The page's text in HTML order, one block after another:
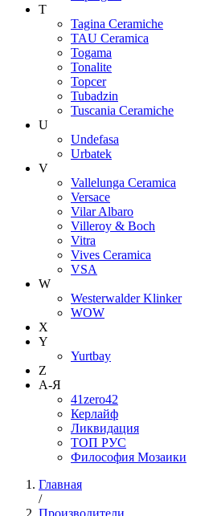
T
Tagina Ceramiche
TAU Ceramica
Togama
Tonalite
Topcer
Tubadzin
Tuscania Ceramiche
U
Undefasa
Urbatek
V
Vallelunga Ceramica
Versace
Vilar Albaro
Villeroy & Boch
Vitra
Vives Ceramica
VSA
W
Westerwalder Klinker
WOW
X
Y
Yurtbay
Z
А-Я
41zero42
Керлайф
Ликвидация
ТОП РУС
Философия Мозаики
Главная
/
Производители